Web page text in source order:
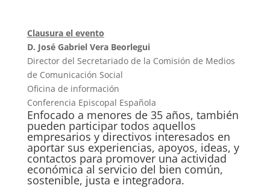
Clausura el evento
D. José Gabriel Vera Beorlegui
Director del Secretariado de la Comisión de Medios
de Comunicación Social
Oficina de información
Conferencia Episcopal Española
Enfocado a menores de 35 años, también
pueden participar todos aquellos
empresarios y directivos interesados en
aportar sus experiencias, apoyos, ideas, y
contactos para promover una actividad
económica al servicio del bien común,
sostenible, justa e integradora.